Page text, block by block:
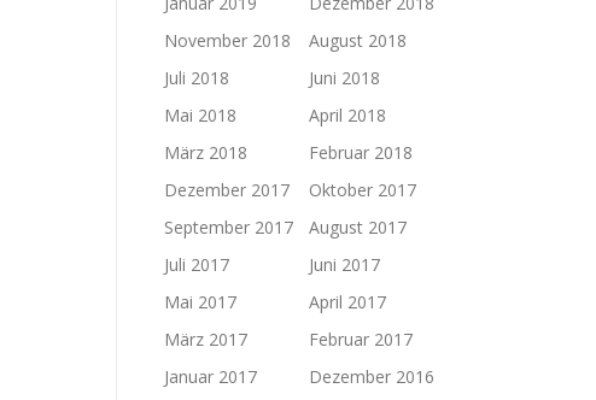
November 2018
August 2018
Juli 2018
Juni 2018
Mai 2018
April 2018
März 2018
Februar 2018
Dezember 2017
Oktober 2017
September 2017
August 2017
Juli 2017
Juni 2017
Mai 2017
April 2017
März 2017
Februar 2017
Januar 2017
Dezember 2016